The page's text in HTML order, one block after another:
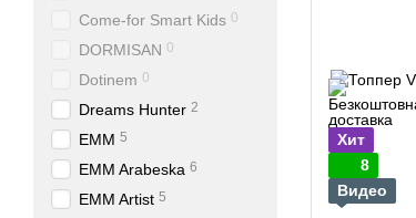
Хит
8
Видео
Come-for Smart Kids 0
DORMISAN 0
Dotinem 0
Dreams Hunter 2
EMM 5
EMM Arabeska 6
EMM Artist 5